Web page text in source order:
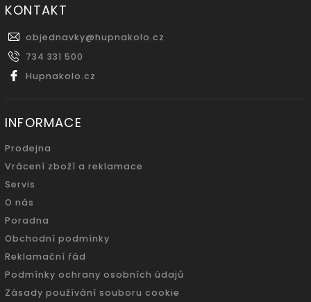
KONTAKT
objednavky@hupnakolo.cz
734 331 500
Hupnakolo.cz
INFORMACE
Prodejna
Vrácení zboží a reklamace
Servis
O nás
Poradna
Obchodní podmínky
Reklamační řád
Podmínky ochrany osobních údajů
Zásady používání souboru cookie